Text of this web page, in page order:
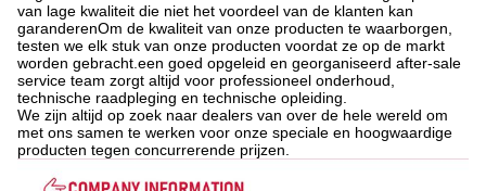
van lage kwaliteit die niet het voordeel van de klanten kan
garanderenOm de kwaliteit van onze producten te waarborgen,
testen we elk stuk van onze producten voordat ze op de markt
worden gebracht.een goed opgeleid en georganiseerd after-sale
service team zorgt altijd voor professioneel onderhoud,
technische raadpleging en technische opleiding.
We zijn altijd op zoek naar dealers van over de hele wereld om
met ons samen te werken voor onze speciale en hoogwaardige
producten tegen concurrerende prijzen.